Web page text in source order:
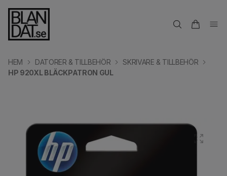
HEM DATORER & TILLBEHÖR
SKRIVARE & TILLBEHÖR
HP 920XL BLÄCKPATRON GUL